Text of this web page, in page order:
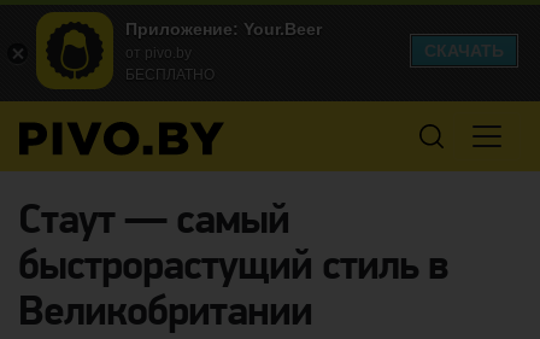
Стаут — самый
быстрорастущий стиль в
Великобритании
Приложение: Your.Beer
от pivo.by
БЕСПЛАТНО
СКАЧАТЬ